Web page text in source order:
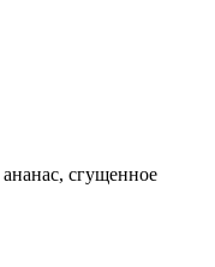
сгущенное